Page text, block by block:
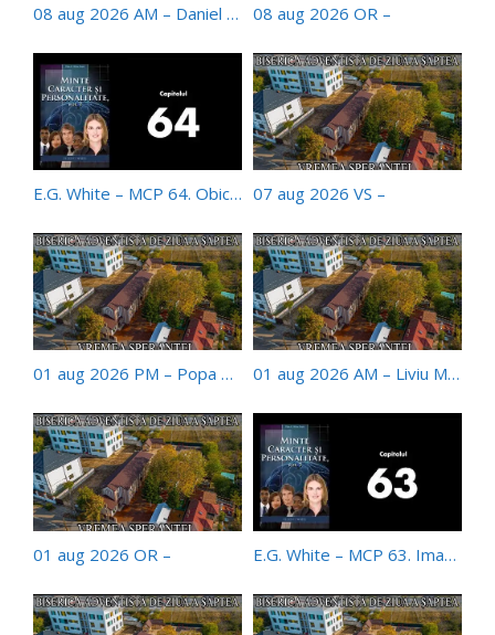
08 aug 2026 AM – Daniel Tatomir 08 aug 2026 OR –
E.G. White – MCP 64. Obiceiurile 07 aug 2026 VS –
01 aug 2026 PM – Popa Alexandru 01 aug 2026 AM – Liviu Mitrica
01 aug 2026 OR – E.G. White – MCP 63. Imaginaţia